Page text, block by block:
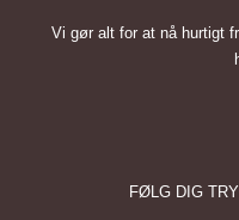
Vi gør alt for at nå hurtigt
FØLG DIG